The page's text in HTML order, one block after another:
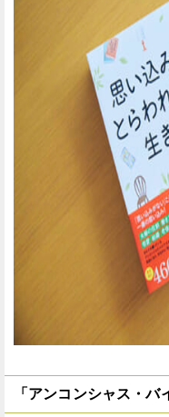
「アンコンシャス・バ